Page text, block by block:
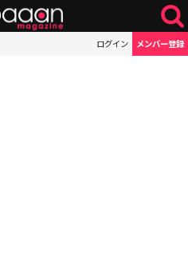
ログイン メンバー登録